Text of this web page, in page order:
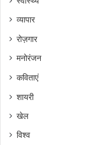
रोज़गार
कविताएं
शायरी